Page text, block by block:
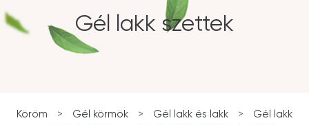
Gél lakk szettek
Köröm > Gél körmök > Gél lakk és lakk >
Gél lakk